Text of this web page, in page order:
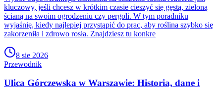
kluczowy, jeśli chcesz w krótkim czasie cieszyć się gęstą, zieloną
ścianą na swoim ogrodzeniu czy pergoli. W tym poradniku
wyjaśnię, kiedy najlepiej przystąpić do prac, aby roślina szybko się
zakorzeniła i zdrowo rosła. Znajdziesz tu konkre
8 sie 2026
Przewodnik
Ulica Górczewska w Warszawie: Historia, dane i